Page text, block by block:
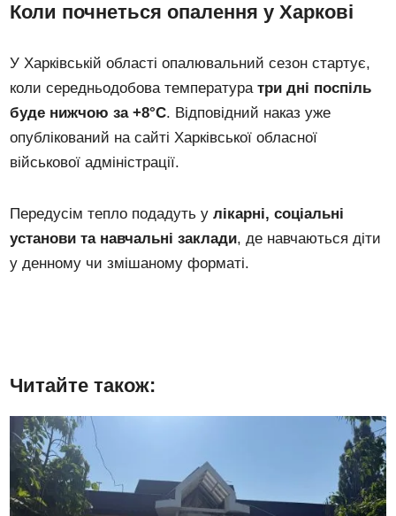
Коли почнеться опалення у Харкові
У Харківській області опалювальний сезон стартує,
коли середньодобова температуратри дні поспіль
буде нижчою за +8°C. Відповідний наказ уже
опублікований на сайті Харківської обласної
військової адміністрації.
Передусім тепло подадуть улікарні, соціальні
установи та навчальні заклади, де навчаються діти
у денному чи змішаному форматі.
Читайте також: